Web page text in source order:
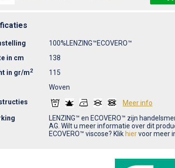
100%LENZING™ECOVERO™
in cm
138
in gr/m2
115
Woven
Meer info
LENZING™ en ECOVERO™ zijn
AG. Wilt u meer informatie over dit
ECOVERO™ viscose? Klik hiervoor meer